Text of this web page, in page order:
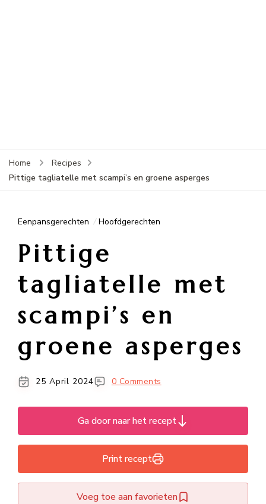
Home
Recipes
Pittige tagliatelle met scampi’s en groene asperges
Eenpansgerechten Hoofdgerechten
Pittige
tagliatelle met
scampi’s en
groene asperges
25 April 2024 0 Comments
Ga door naar het recept
Print recept
Voeg toe aan favorieten